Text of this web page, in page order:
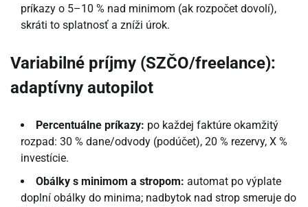
príkazy o 5–10 % nad minimom (ak rozpočet dovolí),
skráti to splatnosť a zníži úrok.
Variabilné príjmy (SZČO/freelance):
adaptívny autopilot
Percentuálne príkazy: po každej faktúre okamžitý
rozpad: 30 % dane/odvody (podúčet), 20 % rezervy, X %
investície.
Obálky s minimom a stropom: automat po výplate
doplní obálky do minima; nadbytok nad strop smeruje do